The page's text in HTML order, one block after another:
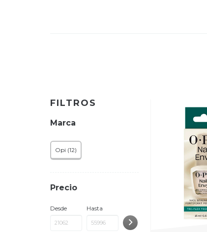
FILTROS
Marca
Opi (12)
Precio
Desde Hasta